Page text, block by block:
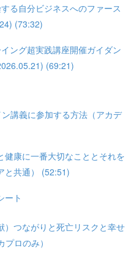
る自分ビジネスへのファース
(73:32)
ング超実践講座開催ガイダン
(69:21)
講義に参加する方法（アカデ
健康に一番大切なこととそれを
と共通） (52:51)
ート
）つながりと死亡リスクと幸せ
ロのみ）